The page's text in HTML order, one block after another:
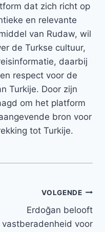
dat zich richt op
en relevante
van Rudaw, wil
de Turkse cultuur,
daarbij
respect voor de
Turkije. Door zijn
om het platform
bron voor
tot Turkije.
VOLGENDE
Erdoğan belooft
vastberadenheid voor